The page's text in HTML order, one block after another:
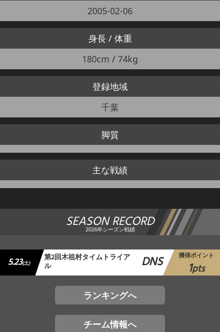
2005-02-06
身長 / 体重
180cm / 74kg
登録地域
千葉
脚質
主な戦績
SEASON RECORD
2026年シーズン戦績
5.23(土) 第2回木祖村タイムトライア
ル DNS 獲得ポイント
1pts
ランキングへ
チーム情報へ